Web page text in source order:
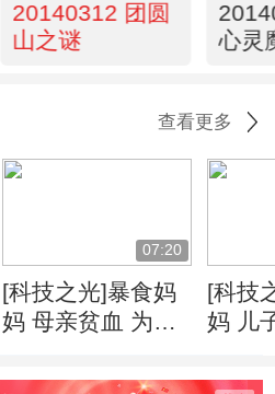
20140312 团圆
山之谜
心灵
查看更多
07:20
[科技之光]暴食妈
妈 母亲贫血 为救
贫血
[科技
妈 儿
亲争